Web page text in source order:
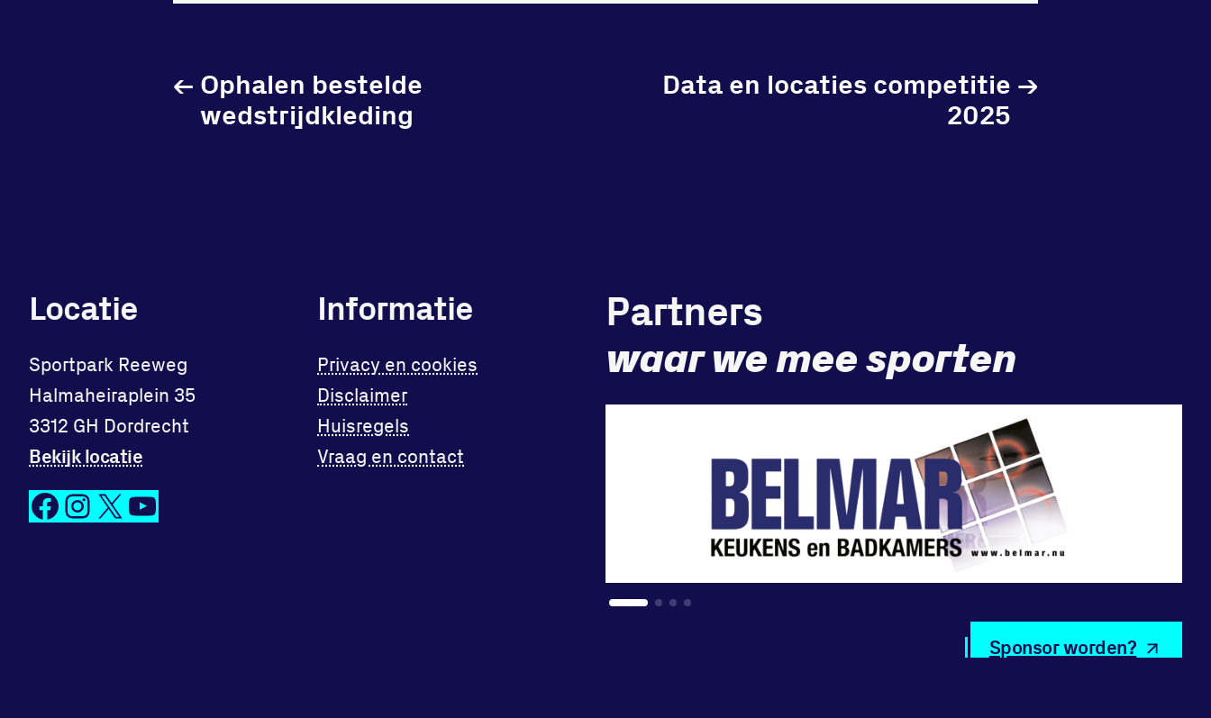
Ophalen bestelde
wedstrijdkleding
←
Data en locaties competitie
2025
→
Locatie
Sportpark Reeweg
Halmaheiraplein 35
3312 GH Dordrecht
Bekijk locatie
Facebook Instagram X YouTube
Informatie
Privacy en cookies
Disclaimer
Huisregels
Vraag en contact
Partners
waar we mee sporten
Sponsor worden?